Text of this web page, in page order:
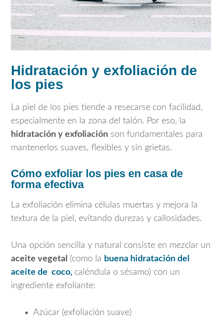
Hidratación y exfoliación de
los pies
La piel de los pies tiende a resecarse con facilidad,
especialmente en la zona del talón. Por eso, la
hidratación y exfoliación son fundamentales para
mantenerlos suaves, flexibles y sin grietas.
Cómo exfoliar los pies en casa de
forma efectiva
La exfoliación elimina células muertas y mejora la
textura de la piel, evitando durezas y callosidades.
Una opción sencilla y natural consiste en mezclar un
aceite vegetal (como la buena hidratación del
aceite de coco, caléndula o sésamo) con un
ingrediente exfoliante:
Azúcar (exfoliación suave)